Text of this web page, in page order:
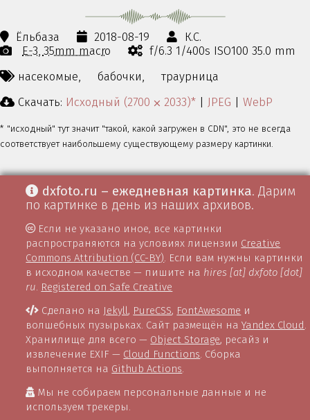
Ёльбаза 2018-08-19
К.С.
E-3 35mm macro
f/6.3 1/400s ISO100 35.0 mm
насекомые,
бабочки,
траурница
Скачать: Исходный (2700 ⨉ 2033)* | JPEG | WebP
* "исходный" тут значит "такой, какой загружен в CDN", это не всегда
соответствует наибольшему существующему размеру картинки.
dxfoto.ru – ежедневная картинка. Дарим
по картинке в день из наших архивов.
Если не указано иное, все картинки
распространяются на условиях лицензии Creative
Commons Attribution (CC-BY). Если вам нужны картинки
в исходном качестве — пишите на hires [at] dxfoto [dot]
ru. Registered on Safe Creative
Сделано на Jekyll, PureCSS, FontAwesome и
волшебных пузырьках. Сайт размещён наYandex Cloud.
Хранилище для всего — Object Storage, ресайз и
извлечение EXIF — Cloud Functions. Сборка
выполняется на Github Actions.
Мы не собираем персональные данные и не
используем трекеры.